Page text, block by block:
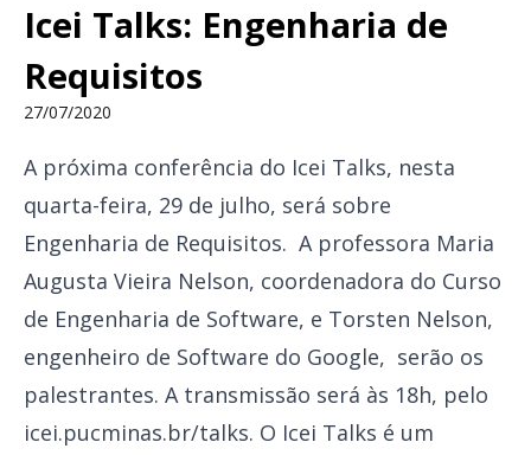
Icei Talks: Engenharia de
Requisitos
27/07/2020
A próxima conferência do Icei Talks, nesta
quarta-feira, 29 de julho, será sobre
Engenharia de Requisitos. A professora Maria
Augusta Vieira Nelson, coordenadora do Curso
de Engenharia de Software, e Torsten Nelson,
engenheiro de Software do Google, serão os
palestrantes. A transmissão será às 18h, pelo
icei.pucminas.br/talks. O Icei Talks é um